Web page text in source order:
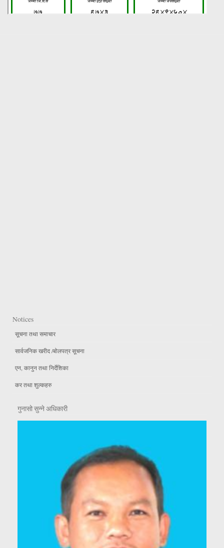
Notices
सूचना तथा समाचार
सार्वजनिक खरीद /बोलपत्र सूचना
एन, कानुन तथा निर्देशिका
कर तथा शुल्कहरु
गुनासो सुन्ने अधिकारी